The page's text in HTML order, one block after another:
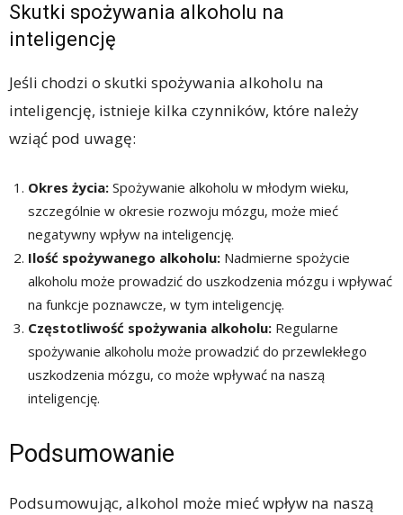
Skutki spożywania alkoholu na
inteligencję
Jeśli chodzi o skutki spożywania alkoholu na
inteligencję, istnieje kilka czynników, które należy
wziąć pod uwagę:
Okres życia: Spożywanie alkoholu w młodym wieku,
szczególnie w okresie rozwoju mózgu, może mieć
negatywny wpływ na inteligencję.
Ilość spożywanego alkoholu: Nadmierne spożycie
alkoholu może prowadzić do uszkodzenia mózgu i wpływać
na funkcje poznawcze, w tym inteligencję.
Częstotliwość spożywania alkoholu: Regularne
spożywanie alkoholu może prowadzić do przewlekłego
uszkodzenia mózgu, co może wpływać na naszą
inteligencję.
Podsumowanie
Podsumowując, alkohol może mieć wpływ na naszą